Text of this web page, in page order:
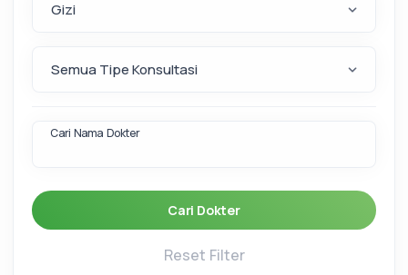
Cari Nama Dokter
Cari Dokter
Reset Filter